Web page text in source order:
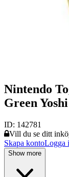
Nintendo
Green
ID: 142781
Vill du se ditt
Skapa kontoLogga
Show more